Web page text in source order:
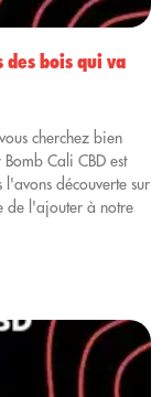
des bois qui va
cherchez bien
Cali CBD est
découverte sur
de l'ajouter à notre